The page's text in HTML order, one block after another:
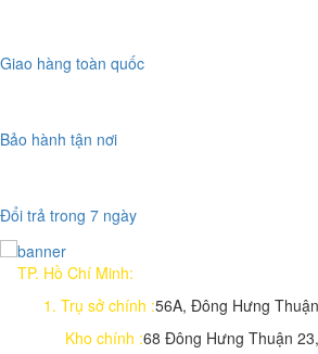
Giao hàng toàn quốc
Bảo hành tận nơi
Đổi trả trong 7 ngày
TP. Hồ Chí Minh:
1. Trụ sở chính :56A, Đông Hưng
Kho chính :68 Đông Hưng Thuận